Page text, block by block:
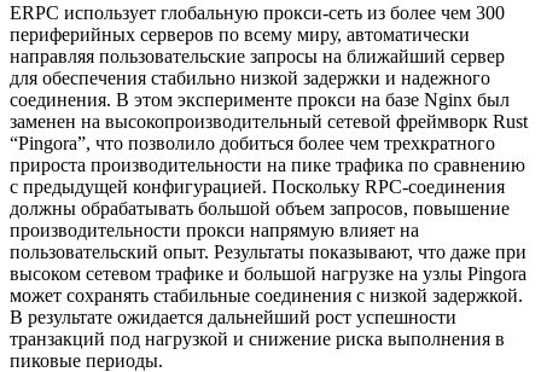
ERPC использует глобальную прокси-сеть из более чем 300
периферийных серверов по всему миру, автоматически
направляя пользовательские запросы на ближайший сервер
для обеспечения стабильно низкой задержки и надежного
соединения. В этом эксперименте прокси на базе Nginx был
заменен на высокопроизводительный сетевой фреймворк Rust
“Pingora”, что позволило добиться более чем трехкратного
прироста производительности на пике трафика по сравнению
с предыдущей конфигурацией. Поскольку RPC-соединения
должны обрабатывать большой объем запросов, повышение
производительности прокси напрямую влияет на
пользовательский опыт. Результаты показывают, что даже при
высоком сетевом трафике и большой нагрузке на узлы Pingora
может сохранять стабильные соединения с низкой задержкой.
В результате ожидается дальнейший рост успешности
транзакций под нагрузкой и снижение риска выполнения в
пиковые периоды.